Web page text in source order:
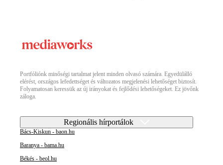
Portfóliónk minőségi tartalmat jelent minden olvasó számára. Egyedülálló
elérést, országos lefedettséget és változatos megjelenési lehetőséget biztosít.
Folyamatosan keressük az új irányokat és fejlődési lehetőségeket. Ez jövőnk
záloga.
Regionális hírportálok
Bács-Kiskun - baon.hu
Baranya - bama.hu
Békés - beol.hu